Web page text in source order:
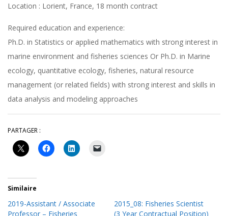
Location : Lorient, France, 18 month contract
Required education and experience:
Ph.D. in Statistics or applied mathematics with strong interest in
marine environment and fisheries sciences Or Ph.D. in Marine
ecology, quantitative ecology, fisheries, natural resource
management (or related fields) with strong interest and skills in
data analysis and modeling approaches
PARTAGER :
Similaire
2019-Assistant / Associate
Professor – Fisheries
2015_08: Fisheries Scientist
(3 Year Contractual Position)